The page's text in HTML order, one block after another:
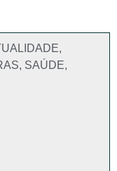
,
, SAÚDE,